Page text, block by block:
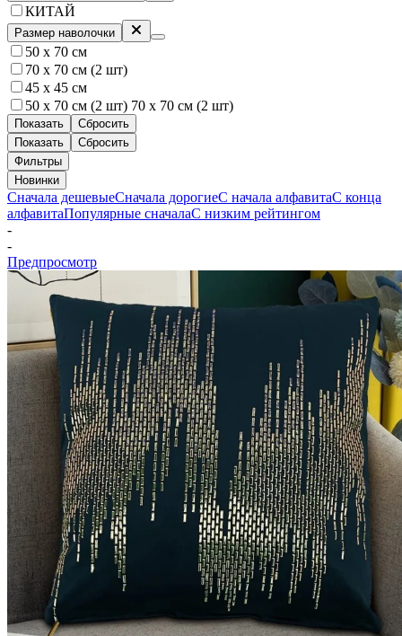
КИТАЙ
Размер наволочки
50 х 70 см
70 х 70 см (2 шт)
45 x 45 см
50 х 70 см (2 шт) 70 х 70 см (2 шт)
Показать
Сбросить
Показать
Сбросить
Фильтры
Новинки
Сначала дешевыеСначала дорогиеС начала алфавитаС конца
алфавитаПопулярные сначалаС низким рейтингом
-
-
Предпросмотр